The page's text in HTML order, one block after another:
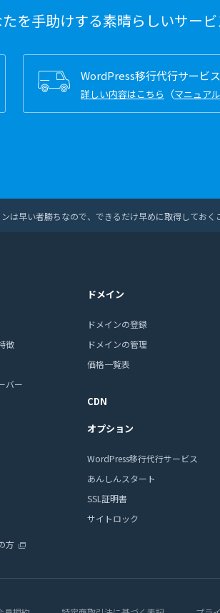
を手助けする素晴らしいサー
WordPress移行代行サービス
詳しい内容はこちら （マニュアル
早い者勝ちなので、できるだけ早めに取得しておく
徴
バー
方
ドメイン
ドメインの登録
ドメインの管理
価格一覧表
CDN
オプション
WordPress移行代行サービス
あんしんスタート
SSL証明書
サイトロック